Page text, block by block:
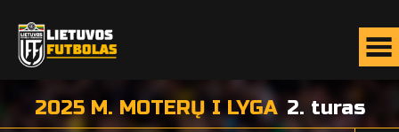
2025 M. MOTERŲ I LYGA 2. turas